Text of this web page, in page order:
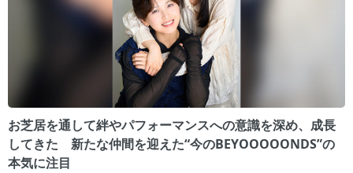
お芝居を通して絆やパフォーマンスへの意識を深め、成長
してきた 新たな仲間を迎えた“今のBEYOOOOONDS”の
本気に注目